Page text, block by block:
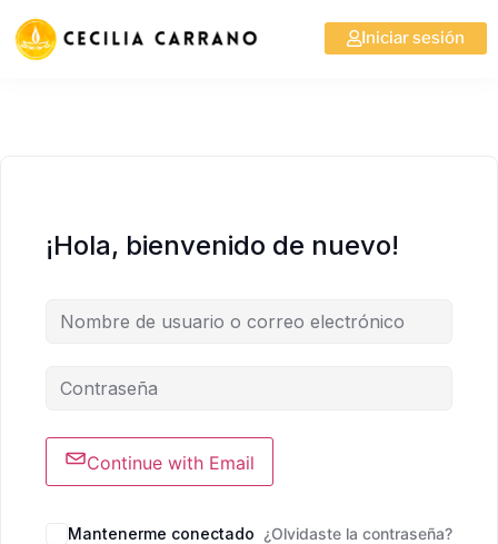
Iniciar sesión
¡Hola, bienvenido de nuevo!
Continue with Email
Mantenerme conectado ¿Olvidaste la contraseña?